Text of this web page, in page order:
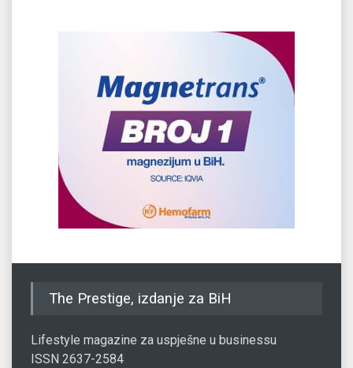
The Prestige, izdanje za BiH
Lifestyle magazine za uspješne u businessu
ISSN 2637-2584